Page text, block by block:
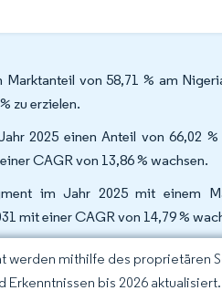
von 58,71 % am
zu erzielen.
2025 einen Anteil von 66,02
CAGR von 13,86 % wachsen.
im Jahr 2025 mit einem
mit einer CAGR von 14,79 %
werden mithilfe des proprietären
bis 2026 aktualisiert.